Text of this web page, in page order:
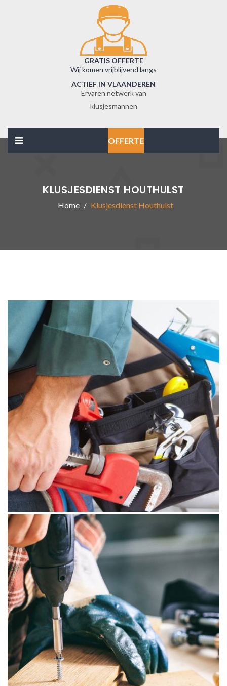
GRATIS OFFERTE
Wij komen vrijblijvend langs
ACTIEF IN VLAANDEREN
Ervaren netwerk van
klusjesmannen
OFFERTE
KLUSJESDIENST HOUTHULST
Home Klusjesdienst Houthulst